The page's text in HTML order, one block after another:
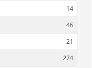
14
46
21
274